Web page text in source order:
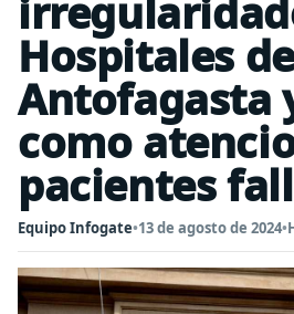
Hospitales de
Antofagasta
como
pacientes
Equipo Infogate•13 de agosto de 2024•